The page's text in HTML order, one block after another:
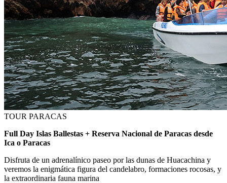
TOUR PARACAS
Full Day Islas Ballestas + Reserva Nacional de Paracas desde
Ica o Paracas
Disfruta de un adrenalínico paseo por las dunas de Huacachina y
veremos la enigmática figura del candelabro, formaciones rocosas, y
la extraordinaria fauna marina